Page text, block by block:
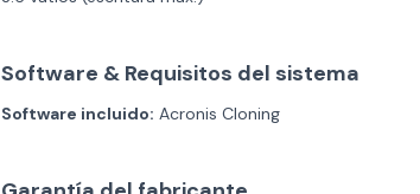
Software & Requisitos del sistema
Software incluido: Acronis Cloning